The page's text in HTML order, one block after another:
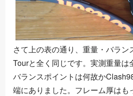
さて上の表の通り、重量・バラン
Tourと全く同じです。実測重量は
バランスポイントは何故か
端にありました。フレーム厚はも